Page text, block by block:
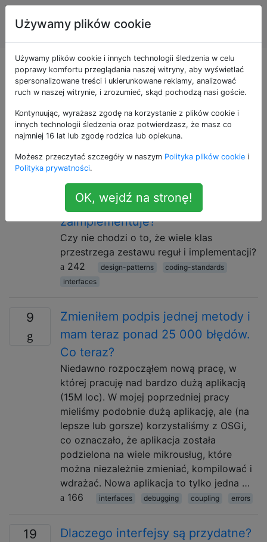
Inżynieria
oprogramowania
Pytania otagowane
jako interfaces
Pytania dotyczące zagadnień związanych z
interfejsu.
Czy muszę używać interfejsu, gdy
tylko jedna klasa go
zaimplementuje?
Czy nie chodzi o to, że wiele klas
przestrzega zestawu reguł i implementacji?
242
design-patterns
coding-standards
interfaces
9
Zmieniłem podpis jednej metody i
mam teraz ponad 25 000 błędów.
Co teraz?
Niedawno rozpocząłem nową pracę, w
której pracuję nad bardzo dużą aplikacją
(15M loc). W mojej poprzedniej pracy
mieliśmy podobnie dużą aplikację, ale (na
lepsze lub gorsze) korzystaliśmy z OSGi,
co oznaczało, że aplikacja została
podzielona na wiele mikrousług, które
można niezależnie zmieniać, kompilować i
wdrażać. Nowa aplikacja to tylko jedna …
166
interfaces debugging coupling errors
19 Dlaczego interfejsy są przydatne?
Używamy plików cookie
Używamy plików cookie i innych technologii śledzenia w celu
poprawy komfortu przeglądania naszej witryny, aby wyświetlać
spersonalizowane treści i ukierunkowane reklamy, analizować
ruch w naszej witrynie, i zrozumieć, skąd pochodzą nasi goście.
Kontynuując, wyrażasz zgodę na korzystanie z plików cookie i
innych technologii śledzenia oraz potwierdzasz, że masz co
najmniej 16 lat lub zgodę rodzica lub opiekuna.
Możesz przeczytać szczegóły w naszym Polityka plików cookie i
Polityka prywatności.
OK, wejdź na stronę!